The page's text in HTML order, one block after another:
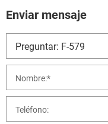
Enviar mensaje